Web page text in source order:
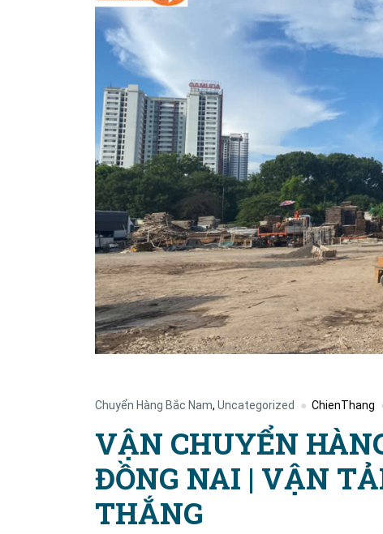
Chuyển Hàng Bắc Nam, Uncategorized ChienThang
VẬN CHUYỂN
ĐỒNG NAI | VẬN
THẮNG